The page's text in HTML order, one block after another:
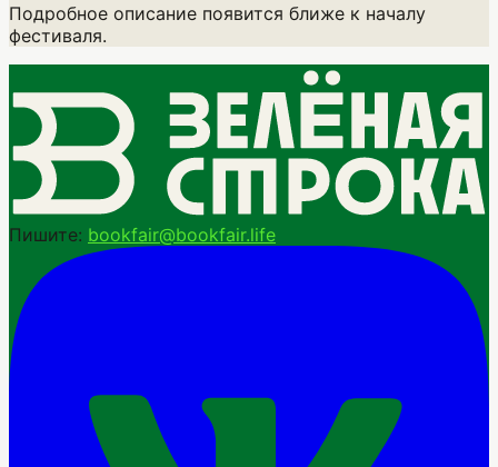
Подробное описание появится ближе к началу
фестиваля.
Пишите: bookfair@bookfair.life